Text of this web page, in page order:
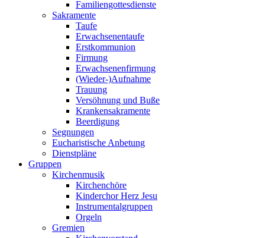
Familiengottesdienste
Sakramente
Taufe
Erwachsenentaufe
Erstkommunion
Firmung
Erwachsenenfirmung
(Wieder-)Aufnahme
Trauung
Versöhnung und Buße
Krankensakramente
Beerdigung
Segnungen
Eucharistische Anbetung
Dienstpläne
Gruppen
Kirchenmusik
Kirchenchöre
Kinderchor Herz Jesu
Instrumentalgruppen
Orgeln
Gremien